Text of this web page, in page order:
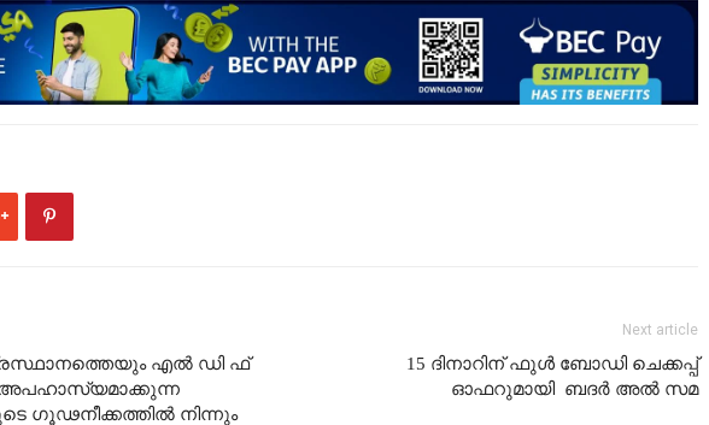
എൽ ഡി ഫ്
ഗൂഢനീക്കത്തിൽ നിന്നും
Next article
15 ദിനാറിന് ഫുൾ ബോഡി ചെക്കപ്പ്
ഓഫറുമായി ബദർ അൽ സമ